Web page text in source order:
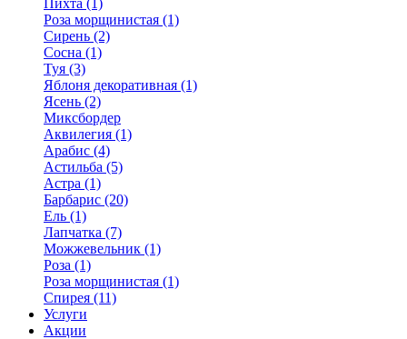
Пихта (1)
Роза морщинистая (1)
Сирень (2)
Сосна (1)
Туя (3)
Яблоня декоративная (1)
Ясень (2)
Миксбордер
Аквилегия (1)
Арабис (4)
Астильба (5)
Астра (1)
Барбарис (20)
Ель (1)
Лапчатка (7)
Можжевельник (1)
Роза (1)
Роза морщинистая (1)
Спирея (11)
Услуги
Акции